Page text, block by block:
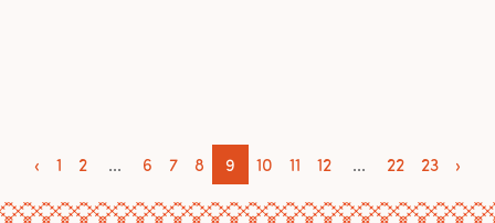
‹ 1 2 ... 6 7 8 9 10 11 12 ... 22 23 ›